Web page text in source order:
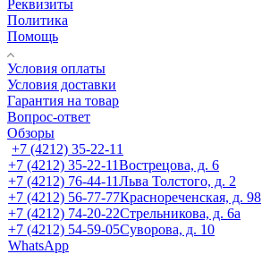
Реквизиты
Политика
Помощь
Условия оплаты
Условия доставки
Гарантия на товар
Вопрос-ответ
Обзоры
+7 (4212) 35-22-11
+7 (4212) 35-22-11Вострецова, д. 6
+7 (4212) 76-44-11Льва Толстого, д. 2
+7 (4212) 56-77-77Краснореченская, д. 98
+7 (4212) 74-20-22Стрельникова, д. 6а
+7 (4212) 54-59-05Суворова, д. 10
WhatsApp